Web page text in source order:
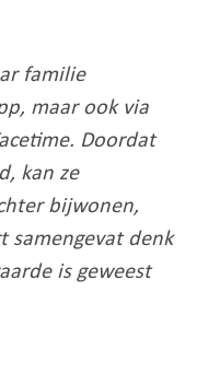
familie
maar ook via
Doordat
kan ze
bijwonen,
samengevat denk
is geweest